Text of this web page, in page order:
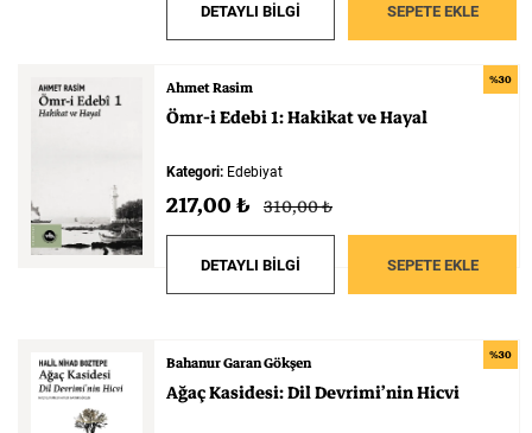
DETAYLI BİLGİ SEPETE EKLE
%30
Ahmet Rasim
Ömr-iEdebi1:HakikatveHayal
Kategori: Edebiyat
217,00 ₺ 310,00 ₺
DETAYLI BİLGİ SEPETE EKLE
%30
Bahanur Garan Gökşen
AğaçKasidesi:DilDevrimi’ninHicvi